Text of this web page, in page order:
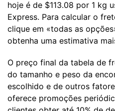
hoje é de $113.08 por 1 kg
Express. Para calcular o
clique em «todas as
obtenha uma estimativa
O preço final da tabela de
do tamanho e peso da
escolhido e de outros
oferece promoções